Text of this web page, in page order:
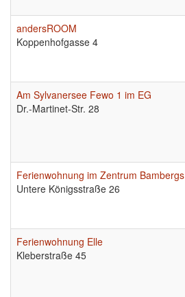
andersROOM
Koppenhofgasse 4
Am Sylvanersee Fewo 1 im EG
Dr.-Martinet-Str. 28
Ferienwohnung im Zentrum Bambergs
Untere Königsstraße 26
Ferienwohnung Elle
Kleberstraße 45